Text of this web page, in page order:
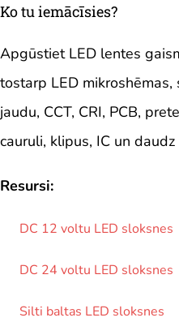
Ko tu iemācīsies?
Apgūstiet LED lentes
tostarp LED
jaudu, CCT, CRI, PCB,
cauruli, klipus, IC un daudz
Resursi:
DC 12 voltu LED sloksnes
DC 24 voltu LED sloksnes
Silti baltas LED sloksnes